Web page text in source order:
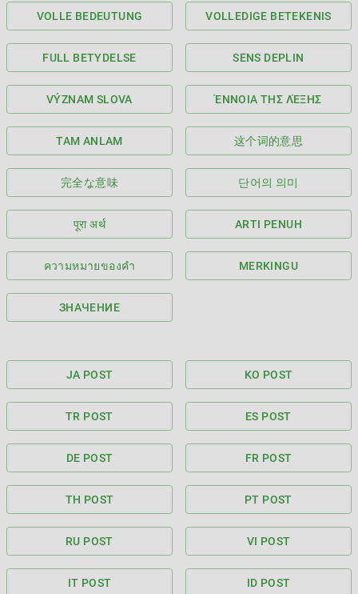
VOLLE BEDEUTUNG VOLLEDIGE BETEKENIS
FULL BETYDELSE SENS DEPLIN
VÝZNAM SLOVA ΈΝΝΟΙΑ ΤΗΣ ΛΈΞΗΣ
TAM ANLAM 这个词的意思
完全な意味 단어의 의미
पूरा अर्थ ARTI PENUH
ความหมายของคำ MERKINGU
ЗНАЧЕНИЕ
JA POST KO POST
TR POST ES POST
DE POST FR POST
TH POST PT POST
RU POST VI POST
IT POST ID POST